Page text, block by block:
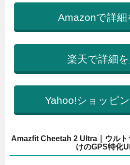
Amazonで詳細
楽天で詳細
Yahoo!ショッピ
Amazfit Cheetah 2 Ultra｜ウルト
けのGPS特化